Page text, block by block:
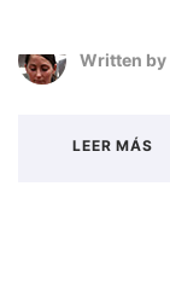
Written by
LEER MÁS